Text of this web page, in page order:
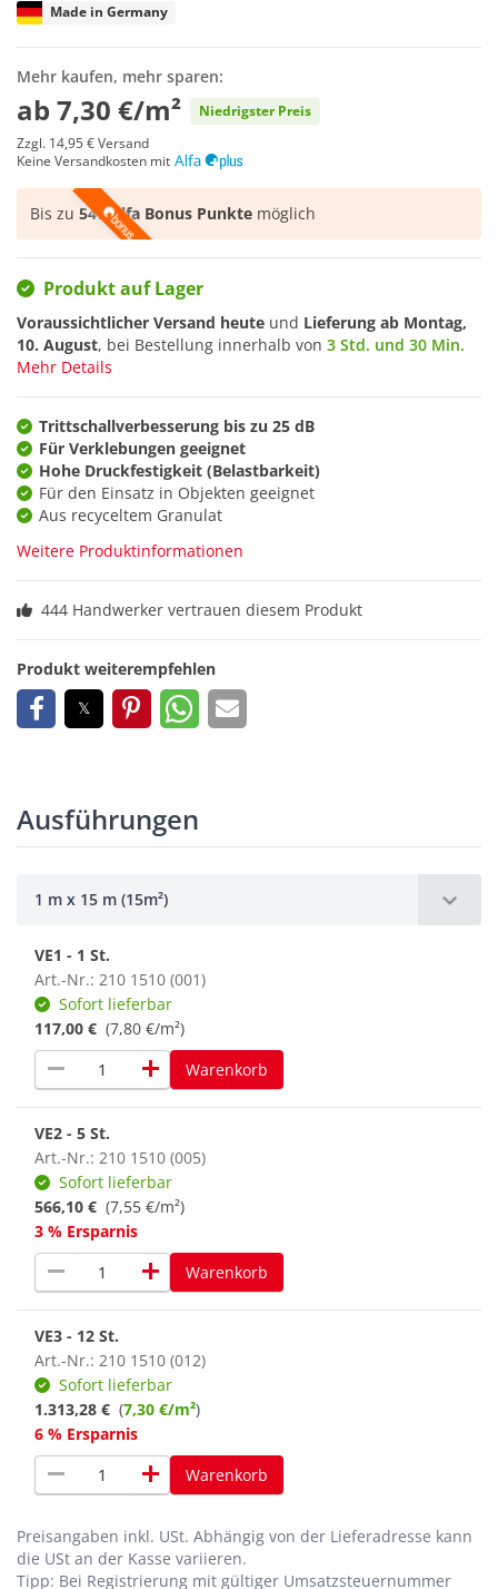
Made in Germany
Mehr kaufen, mehr sparen:
ab 7,30 €/m²
Niedrigster Preis
Zzgl. 14,95 €Versand
Keine Versandkosten mit
Bis zu 547 Alfa Bonus Punkte möglich
Produkt auf Lager
Voraussichtlicher Versand heute und Lieferung ab Montag,
10. August, bei Bestellung innerhalb von 3 Std. und 30 Min.
Mehr Details
Trittschallverbesserung bis zu 25 dB
Für Verklebungen geeignet
Hohe Druckfestigkeit (Belastbarkeit)
Für den Einsatz in Objekten geeignet
Aus recyceltem Granulat
Weitere Produktinformationen
444 Handwerker vertrauen diesem Produkt
Produkt weiterempfehlen
Ausführungen
1 m x 15 m (15m²)
VE1 - 1 St.
Art.-Nr.: 210 1510 (001)
Sofort lieferbar
117,00 € (7,80 €/m²)
remove add Warenkorb
VE2 - 5 St.
Art.-Nr.: 210 1510 (005)
Sofort lieferbar
566,10 € (7,55 €/m²)
3 % Ersparnis
remove add Warenkorb
VE3 - 12 St.
Art.-Nr.: 210 1510 (012)
Sofort lieferbar
1.313,28 € (7,30 €/m²)
6 % Ersparnis
remove add Warenkorb
Preisangaben inkl. USt. Abhängig von der Lieferadresse kann
die USt an der Kasse variieren.
Tipp: Bei Registrierung mit gültiger Umsatzsteuernummer